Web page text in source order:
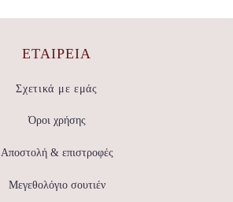
ΕΤΑΙΡΕΊΑ
Σχετικά με εμάς
Όροι χρήσης
Αποστολή & επιστροφές
Μεγεθολόγιο σουτιέν